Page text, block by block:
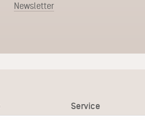
Newsletter
Service